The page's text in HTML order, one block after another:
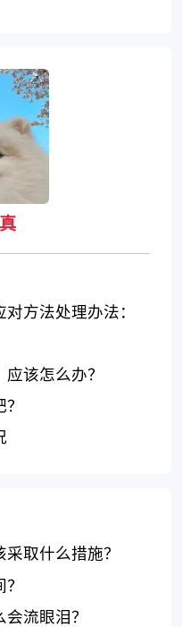
方法处理办法：
解决办法
该怎么办？
取什么措施？
流眼泪？